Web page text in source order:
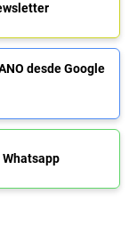
desde Google